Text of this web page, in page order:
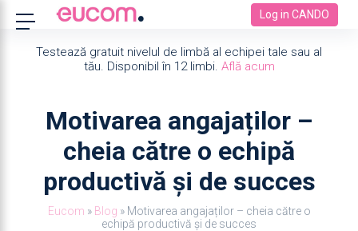
Log in CANDO
Testează gratuit nivelul de limbă al echipei tale sau al
tău. Disponibil în 12 limbi. Află acum
Motivarea angajaților –
cheia către o echipă
productivă și de succes
Eucom » Blog » Motivarea angajaților – cheia către o
echipă productivă și de succes